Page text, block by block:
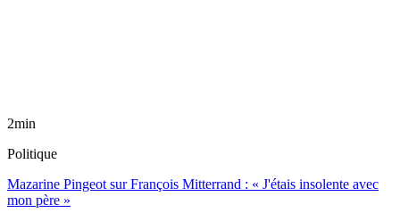
2min
Politique
Mazarine Pingeot sur François Mitterrand : « J'étais insolente avec
mon père »